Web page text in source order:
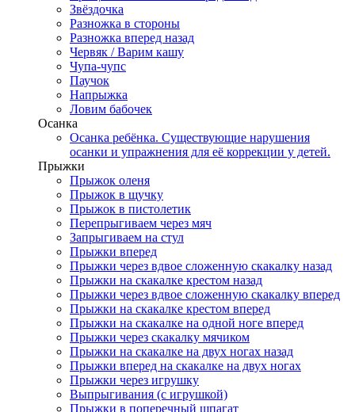
Звёздочка
Разножка в стороны
Разножка вперед назад
Червяк / Варим кашу
Чупа-чупс
Паучок
Напрыжка
Ловим бабочек
Осанка
Осанка ребёнка. Существующие нарушения
осанки и упражнения для её коррекции у детей.
Прыжки
Прыжок оленя
Прыжок в щучку
Прыжок в пистолетик
Перепрыгиваем через мяч
Запрыгиваем на стул
Прыжки вперед
Прыжки через вдвое сложенную скакалку назад
Прыжки на скакалке крестом назад
Прыжки через вдвое сложенную скакалку вперед
Прыжки на скакалке крестом вперед
Прыжки на скакалке на одной ноге вперед
Прыжки через скакалку мячиком
Прыжки на скакалке на двух ногах назад
Прыжки вперед на скакалке на двух ногах
Прыжки через игрушку
Выпрыгивания (с игрушкой)
Прыжки в поперечный шпагат